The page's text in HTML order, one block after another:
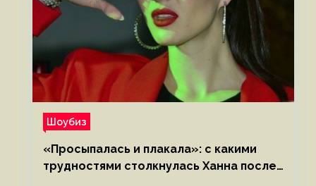
Шоубиз
«Просыпалась и плакала»: с какими
трудностями столкнулась Ханна после